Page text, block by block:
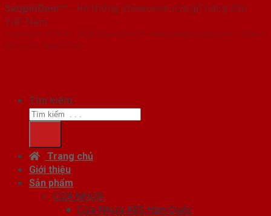
SaigonDoor™ - Hệ thống Showroom cửa gỗ hàng đầu
Việt Nam
Copyright ⓒ 2016 – 2026 SaigonDoor™ - www.baogiacuago.com | Đơn vị
chủ quản SaigonDoor
Tìm kiếm:
Trang chủ
Giới thiệu
Sản phẩm
CỬA NHỰA
Cửa Nhựa ABS Hàn Quốc